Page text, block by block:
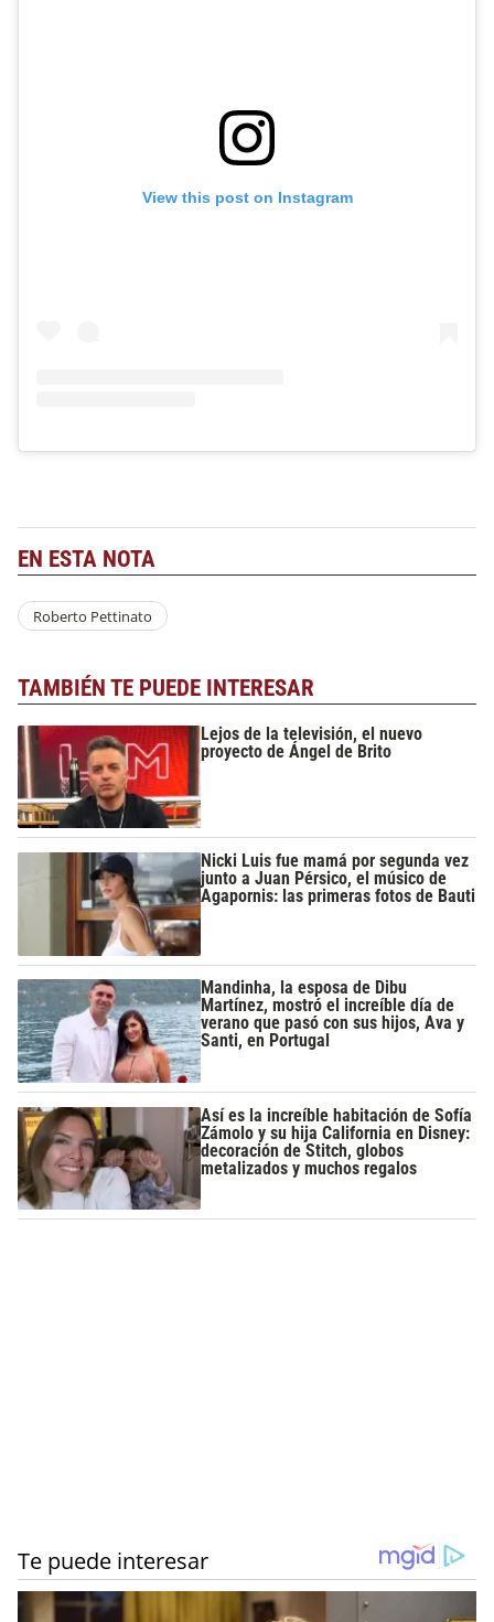
View this post on Instagram
EN ESTA NOTA
Roberto Pettinato
TAMBIÉN TE PUEDE INTERESAR
Lejos de la televisión, el nuevo
proyecto de Ángel de Brito
Nicki Luis fue mamá por segunda vez
junto a Juan Pérsico, el músico de
Agapornis: las primeras fotos de Bauti
Mandinha, la esposa de Dibu
Martínez, mostró el increíble día de
verano que pasó con sus hijos, Ava y
Santi, en Portugal
Así es la increíble habitación de Sofía
Zámolo y su hija California en Disney:
decoración de Stitch, globos
metalizados y muchos regalos